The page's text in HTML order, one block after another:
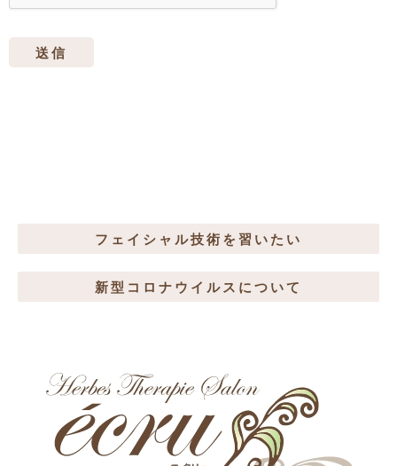
送信
フェイシャル技術を習いたい
新型コロナウイルスについて